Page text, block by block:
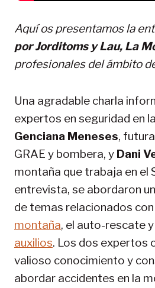
Aquí os presentamos la
por Jorditoms y Lau, La
profesionales del ámbito
Una agradable charla
expertos en seguridad en
Genciana Meneses,
GRAE y bombera, y Dani
montaña que trabaja en el
entrevista, se abordaron
de temas relacionados con
montaña, el auto-rescate
auxilios. Los dos expertos
valioso conocimiento y
abordar accidentes en la